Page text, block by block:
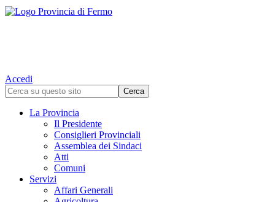
Accedi
La Provincia
Il Presidente
Consiglieri Provinciali
Assemblea dei Sindaci
Atti
Comuni
Servizi
Affari Generali